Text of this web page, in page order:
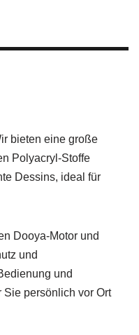
bieten eine große
Polyacryl‑Stoffe
Dessins, ideal für
Dooya‑Motor und
und
und
persönlich vor Ort